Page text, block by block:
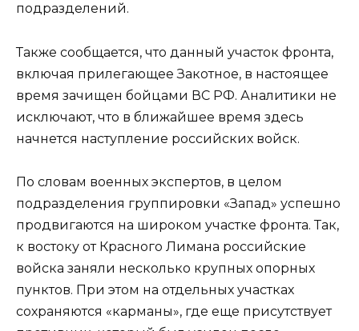
подразделений.
Также сообщается, что данный участок фронта,
включая прилегающее Закотное, в настоящее
время зачищен бойцами ВС РФ. Аналитики не
исключают, что в ближайшее время здесь
начнется наступление российских войск.
По словам военных экспертов, в целом
подразделения группировки «Запад» успешно
продвигаются на широком участке фронта. Так,
к востоку от Красного Лимана российские
войска заняли несколько крупных опорных
пунктов. При этом на отдельных участках
сохраняются «карманы», где еще присутствует